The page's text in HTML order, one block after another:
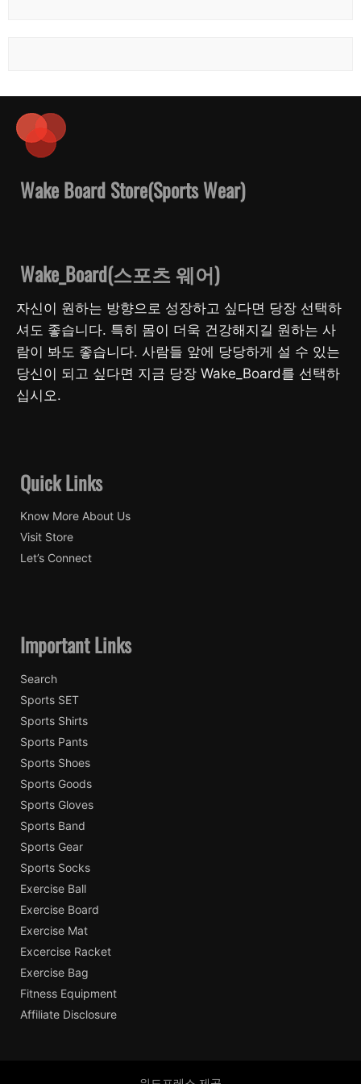
Wake Board Store(Sports Wear)
Wake_Board(스포츠 웨어)
자신이 원하는 방향으로 성장하고 싶다면 당장 선택하
셔도 좋습니다. 특히 몸이 더욱 건강해지길 원하는 사
람이 봐도 좋습니다. 사람들 앞에 당당하게 설 수 있는
당신이 되고 싶다면 지금 당장 Wake_Board를 선택하
십시오.
Quick Links
Know More About Us
Visit Store
Let’s Connect
Important Links
Search
Sports SET
Sports Shirts
Sports Pants
Sports Shoes
Sports Goods
Sports Gloves
Sports Band
Sports Gear
Sports Socks
Exercise Ball
Exercise Board
Exercise Mat
Excercise Racket
Exercise Bag
Fitness Equipment
Affiliate Disclosure